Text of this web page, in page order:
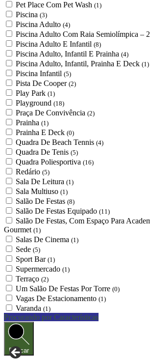
Pet Place Com Pet Wash (1)
Piscina (3)
Piscina Adulto (4)
Piscina Adulto Com Raia Semiolímpica –
Piscina Adulto E Infantil (8)
Piscina Adulto, Infantil E Prainha (4)
Piscina Adulto, Infantil, Prainha E Deck (1)
Piscina Infantil (5)
Pista De Cooper (2)
Play Park (1)
Playground (18)
Praça De Convivência (2)
Prainha (1)
Prainha E Deck (0)
Quadra De Beach Tennis (4)
Quadra De Tenis (5)
Quadra Poliesportiva (16)
Redário (5)
Sala De Leitura (1)
Sala Multiuso (1)
Salão De Festas (8)
Salão De Festas Equipado (11)
Salão De Festas, Com Espaço Para
Gourmet (1)
Salas De Cinema (1)
Sede (5)
Sport Bar (1)
Supermercado (1)
Terraço (2)
Um Salão De Festas Por Torre (0)
Vagas De Estacionamento (1)
Varanda (1)
Procurando por Características
Buscar